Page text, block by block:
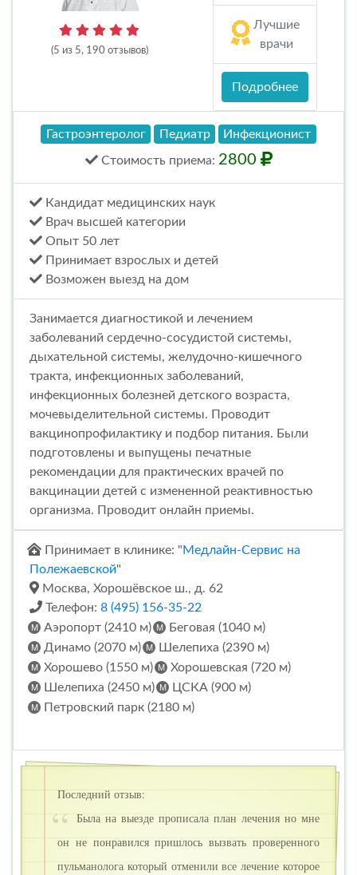
(5 из 5, 190 отзывов)
Лучшие
врачи
Подробнее
Гастроэнтеролог Педиатр Инфекционист
Стоимость приема: 2800
Кандидат медицинских наук
Врач высшей категории
Опыт 50 лет
Принимает взрослых и детей
Возможен выезд на дом
Занимается диагностикой и лечением
заболеваний сердечно-сосудистой системы,
дыхательной системы, желудочно-кишечного
тракта, инфекционных заболеваний,
инфекционных болезней детского возраста,
мочевыделительной системы. Проводит
вакцинопрофилактику и подбор питания. Были
подготовлены и выпущены печатные
рекомендации для практических врачей по
вакцинации детей с измененной реактивностью
организма. Проводит онлайн приемы.
Принимает в клинике: "Медлайн-Сервис на
Полежаевской"
Москва, Хорошёвское ш., д. 62
Телефон: 8 (495) 156-35-22
Аэропорт (2410 м)
Беговая (1040 м)
Динамо (2070 м)
Шелепиха (2390 м)
Хорошево (1550 м)
Хорошевская (720 м)
Шелепиха (2450 м)
ЦСКА (900 м)
Петровский парк (2180 м)
Последний отзыв:
Была на выезде прописала план лечения но мне
он не понравился пришлось вызвать проверенного
пульманолога который отменили все лечение которое